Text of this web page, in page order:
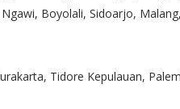
Boyolali, Sidoarjo,
Tidore Kepulauan,